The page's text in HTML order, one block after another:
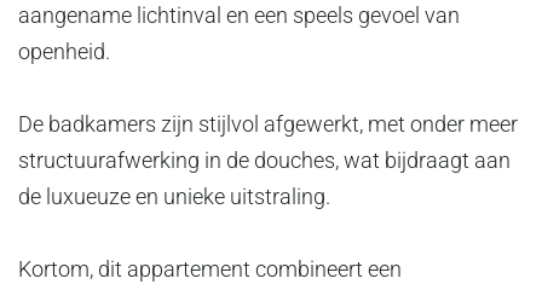
aangename lichtinval en een speels gevoel van
openheid.
De badkamers zijn stijlvol afgewerkt, met onder meer
structuurafwerking in de douches, wat bijdraagt aan
de luxueuze en unieke uitstraling.
Kortom, dit appartement combineert een